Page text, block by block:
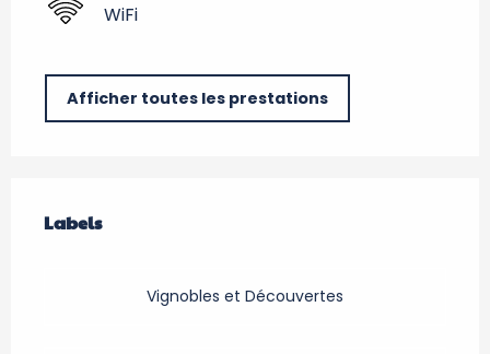
WiFi
Afficher toutes les prestations
Labels
Labels
Vignobles et Découvertes